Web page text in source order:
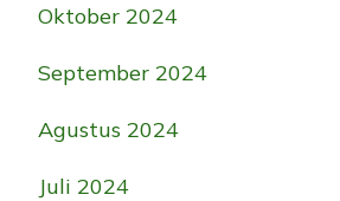
Oktober 2024
September 2024
Agustus 2024
Juli 2024